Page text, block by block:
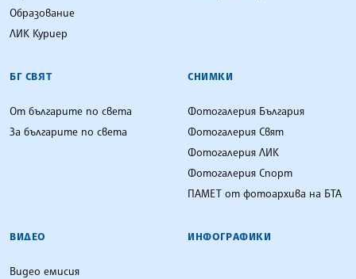
Образование
ЛИК Куриер
БГ СВЯТ
От българите по света
За българите по света
СНИМКИ
Фотогалерия България
Фотогалерия Свят
Фотогалерия ЛИК
Фотогалерия Спорт
ПАМЕТ от фотоархива на БТА
ВИДЕО
Видео емисия
ИНФОГРАФИКИ